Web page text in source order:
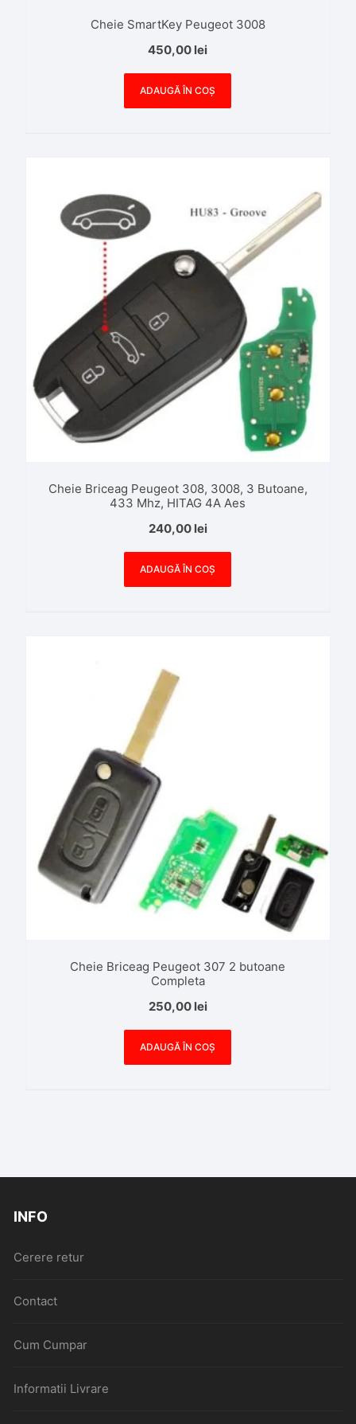
Cheie SmartKey Peugeot 3008
450,00 lei
ADAUGĂ ÎN COȘ
Cheie Briceag Peugeot 308, 3008, 3 Butoane,
433 Mhz, HITAG 4A Aes
240,00 lei
ADAUGĂ ÎN COȘ
Cheie Briceag Peugeot 307 2 butoane
Completa
250,00 lei
ADAUGĂ ÎN COȘ
INFO
Cerere retur
Contact
Cum Cumpar
Informatii Livrare